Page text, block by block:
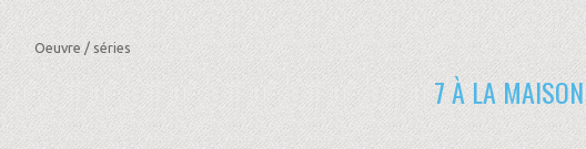
Oeuvre / séries
7 À LA MAISON